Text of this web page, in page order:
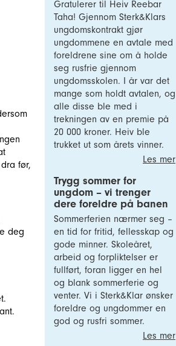
før,
deg
Gratulerer til Heiv Reebar
Taha! Gjennom Sterk&Klars
ungdomskontrakt gjør
ungdommene en avtale med
foreldrene sine om å holde
seg rusfrie gjennom
ungdomsskolen. I år var det
mange som holdt avtalen, og
alle disse ble med i
trekningen av en premie på
20 000 kroner. Heiv ble
trukket ut som årets vinner.
Les mer
Trygg sommer for
ungdom – vi trenger
dere foreldre på banen
Sommerferien nærmer seg –
en tid for fritid, fellesskap og
gode minner. Skoleåret,
arbeid og forpliktelser er
fullført, foran ligger en hel
og blank sommerferie og
venter. Vi i Sterk&Klar ønsker
foreldre og ungdommer en
god og rusfri sommer.
Les mer